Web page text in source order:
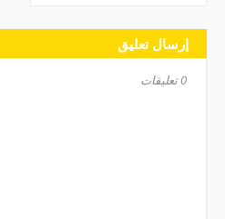
إرسال تعليق
0 تعليقات